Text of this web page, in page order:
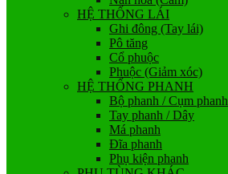
HỆ THỐNG LÁI
Ghi đông (Tay lái)
Pô tăng
Cổ phuộc
Phuộc (Giảm xóc)
HỆ THỐNG PHANH
Bộ phanh / Cụm phanh
Tay phanh / Dây
Má phanh
Đĩa phanh
Phụ kiện phanh